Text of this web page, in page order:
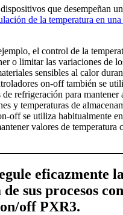
que desempeñan
de la temperatura en
el control de la
o limitar las variaciones de
sensibles al calor
on-off también se
de refrigeración para mantener
y temperaturas de
off se utiliza habitualmente
valores de temperatura
eficazmente la
sus procesos
off PXR3.